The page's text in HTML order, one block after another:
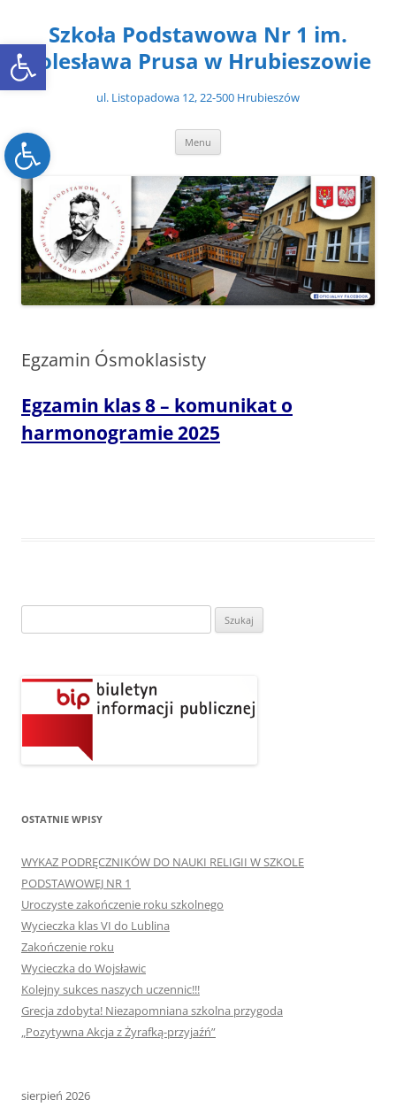
Open toolbar
Open toolbar
treściSzkoła Podstawowa Nr 1 im.
Bolesława Prusa w Hrubieszowie
ul. Listopadowa 12, 22-500 Hrubieszów
Menu
Egzamin Ósmoklasisty
Egzamin klas 8 – komunikat o
harmonogramie 2025
OSTATNIE WPISY
WYKAZ PODRĘCZNIKÓW DO NAUKI RELIGII W SZKOLE
PODSTAWOWEJ NR 1
Uroczyste zakończenie roku szkolnego
Wycieczka klas VI do Lublina
Zakończenie roku
Wycieczka do Wojsławic
Kolejny sukces naszych uczennic!!!
Grecja zdobyta! Niezapomniana szkolna przygoda
„Pozytywna Akcja z Żyrafką-przyjaźń”
sierpień 2026